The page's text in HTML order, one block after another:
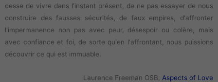
cesse de vivre dans l’instant présent, de ne pas essayer de nous
construire des fausses sécurités, de faux empires, d'affronter
l'impermanence non pas avec peur, désespoir ou colère, mais
avec confiance et foi, de sorte qu'en l'affrontant, nous puissions
découvrir ce qui est immuable.
Laurence Freeman OSB, Aspects of Love